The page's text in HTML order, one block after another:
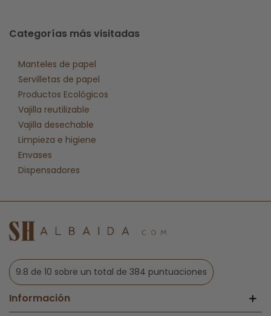
Categorías más visitadas
Manteles de papel
Servilletas de papel
Productos Ecológicos
Vajilla reutilizable
Vajilla desechable
Limpieza e higiene
Envases
Dispensadores
9.8 de 10 sobre un total de 384 puntuaciones
Información